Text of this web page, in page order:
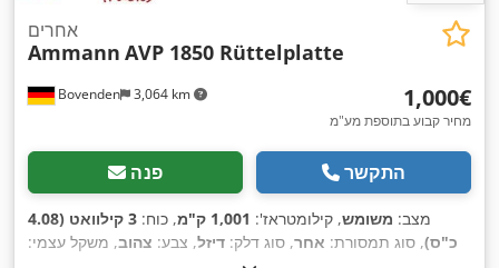
Bovenden 3,064 km
אחרים
Ammann AVP 1850 Rüttelplatte
‏1,000 ‏€
מחיר קבוע בתוספת מע"מ
פנה התקשר
מצב: משומש, קילומטראז': 1,001 ק"מ , כוח:
3 קילוואט (4.08
כ"ס), סוג תמסורת: אחר, סוג דלק: דיזל, צבע: צהוב, משקל עצמי: